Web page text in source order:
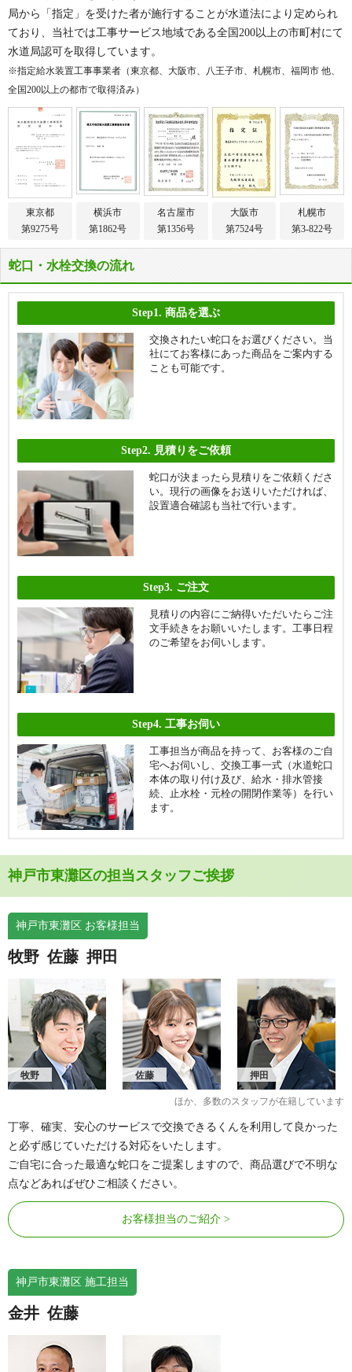
局から「指定」を受けた者が施行することが水道法により定められ
ており、当社では工事サービス地域である全国200以上の市町村にて
水道局認可を取得しています。
※指定給水装置工事事業者（東京都、大阪市、八王子市、札幌市、福岡市 他、
全国200以上の都市で取得済み）
東京都
第9275号
横浜市
第1862号
名古屋市
第1356号
大阪市
第7524号
札幌市
第3-822号
蛇口・水栓交換の流れ
Step1. 商品を選ぶ
交換されたい蛇口をお選びください。当
社にてお客様にあった商品をご案内する
ことも可能です。
Step2. 見積りをご依頼
蛇口が決まったら見積りをご依頼くださ
い。現行の画像をお送りいただければ、
設置適合確認も当社で行います。
Step3. ご注文
見積りの内容にご納得いただいたらご注
文手続きをお願いいたします。工事日程
のご希望をお伺いします。
Step4. 工事お伺い
工事担当が商品を持って、お客様のご自
宅へお伺いし、交換工事一式（水道蛇口
本体の取り付け及び、給水・排水管接
続、止水栓・元栓の開閉作業等）を行い
ます。
神戸市東灘区の担当スタッフご挨拶
神戸市東灘区 お客様担当
牧野 佐藤 押田
牧野 佐藤 押田
ほか、多数のスタッフが在籍しています
丁寧、確実、安心のサービスで交換できるくんを利用して良かった
と必ず感じていただける対応をいたします。
ご自宅に合った最適な蛇口をご提案しますので、商品選びで不明な
点などあればぜひご相談ください。
お客様担当のご紹介
神戸市東灘区 施工担当
金井 佐藤